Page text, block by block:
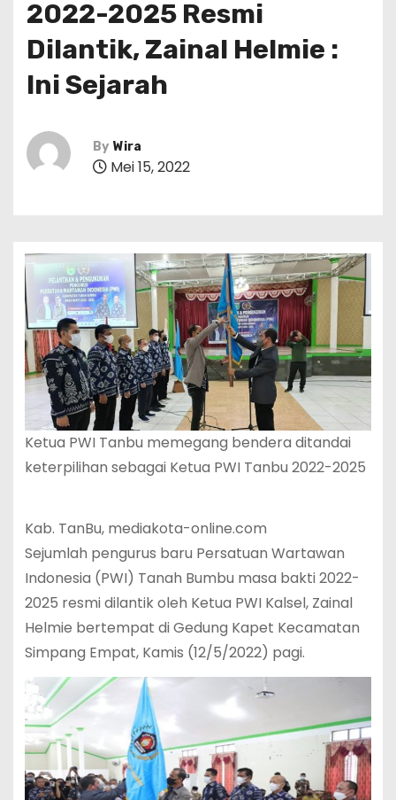
2022-2025 Resmi
Dilantik, Zainal Helmie :
Ini Sejarah
By Wira
Mei 15, 2022
Ketua PWI Tanbu memegang bendera ditandai
keterpilihan sebagai Ketua PWI Tanbu 2022-2025
Kab. TanBu, mediakota-online.com
Sejumlah pengurus baru Persatuan Wartawan
Indonesia (PWI) Tanah Bumbu masa bakti 2022-
2025 resmi dilantik oleh Ketua PWI Kalsel, Zainal
Helmie bertempat di Gedung Kapet Kecamatan
Simpang Empat, Kamis (12/5/2022) pagi.